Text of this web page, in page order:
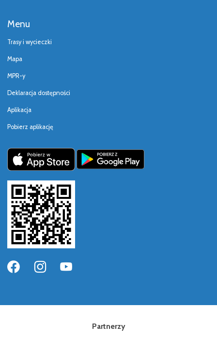
Menu
Trasy i wycieczki
Mapa
MPR-y
Deklaracja dostępności
Aplikacja
Pobierz aplikację
Partnerzy